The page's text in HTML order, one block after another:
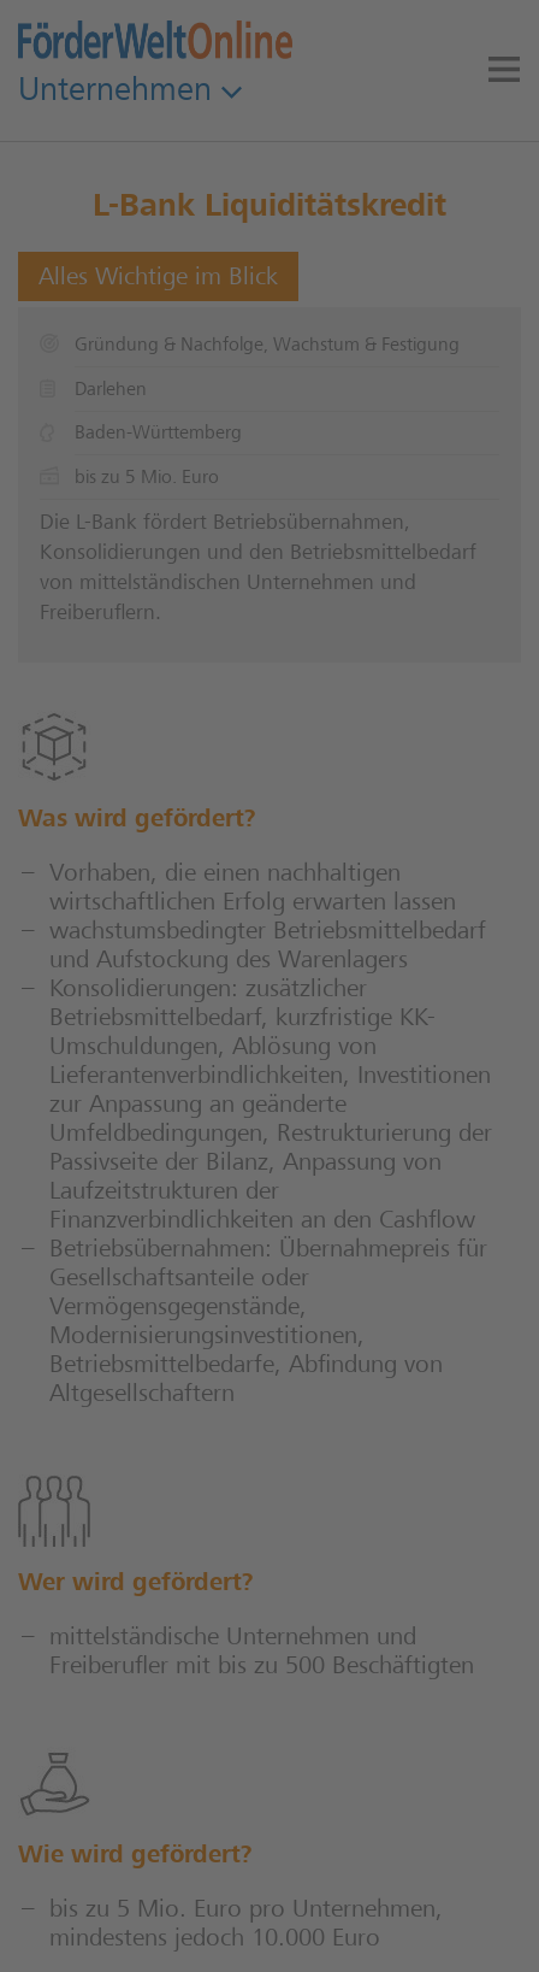
Unternehmen
L-Bank Liquiditätskredit
Alles Wichtige im Blick
Gründung & Nachfolge, Wachstum & Festigung
Darlehen
Baden-Württemberg
bis zu 5 Mio. Euro
Die L-Bank fördert Betriebsübernahmen,
Konsolidierungen und den Betriebsmittelbedarf
von mittelständischen Unternehmen und
Freiberuflern.
Was wird gefördert?
Vorhaben, die einen nachhaltigen
wirtschaftlichen Erfolg erwarten lassen
wachstumsbedingter Betriebsmittelbedarf
und Aufstockung des Warenlagers
Konsolidierungen: zusätzlicher
Betriebsmittelbedarf, kurzfristige KK-
Umschuldungen, Ablösung von
Lieferantenverbindlichkeiten, Investitionen
zur Anpassung an geänderte
Umfeldbedingungen, Restrukturierung der
Passivseite der Bilanz, Anpassung von
Laufzeitstrukturen der
Finanzverbindlichkeiten an den Cashflow
Betriebsübernahmen: Übernahmepreis für
Gesellschaftsanteile oder
Vermögensgegenstände,
Modernisierungsinvestitionen,
Betriebsmittelbedarfe, Abfindung von
Altgesellschaftern
Wer wird gefördert?
mittelständische Unternehmen und
Freiberufler mit bis zu 500 Beschäftigten
Wie wird gefördert?
bis zu 5 Mio. Euro pro Unternehmen,
mindestens jedoch 10.000 Euro